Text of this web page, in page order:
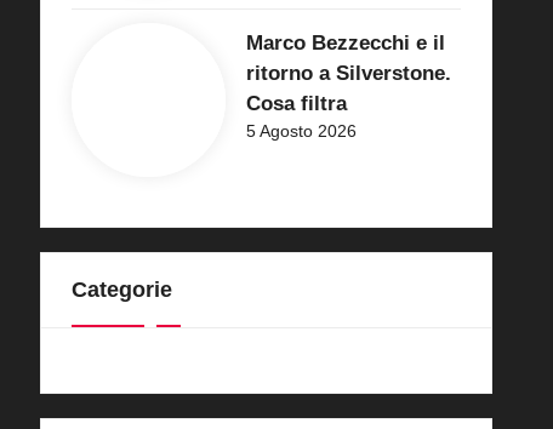
Marco Bezzecchi e il
ritorno a Silverstone.
Cosa filtra
5 Agosto 2026
Categorie